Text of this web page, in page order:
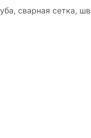
сварная сетка,